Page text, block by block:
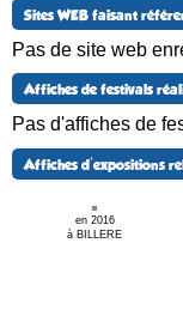
Sites WEB faisant
Pas de site web
Affiches de festivals
Pas d'affiches de
Affiches d'expositions
en 2016
à BILLERE